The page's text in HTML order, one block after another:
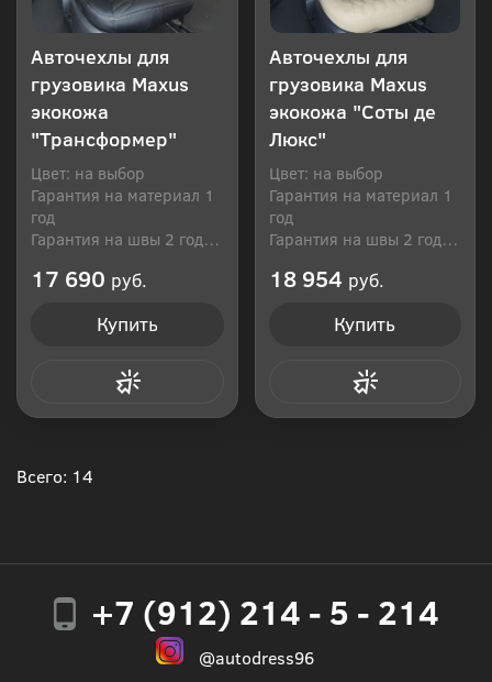
Авточехлы для
грузовика Maxus
экокожа
"Трансформер"
Цвет: на выбор
Гарантия на материал 1
год
Гарантия на швы 2 года
17 690 руб.
Купить
Авточехлы для
грузовика Maxus
экокожа "Соты де
Люкс"
Цвет: на выбор
Гарантия на материал 1
год
Гарантия на швы 2 года
18 954 руб.
Купить
Всего: 14
+7 (912) 214 - 5 - 214
@autodress96